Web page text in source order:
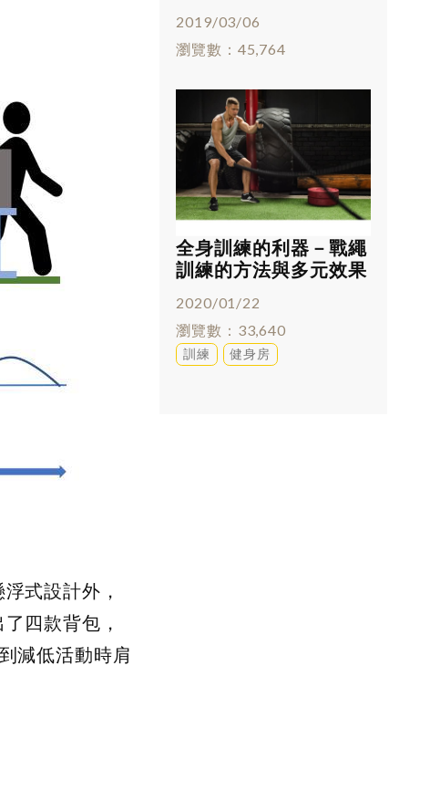
式設計外，
四款背包，
減低活動時肩
2019/03/06
瀏覽數
45,764
全身訓練的利器－戰繩
訓練的方法與多元效果
2020/01/22
瀏覽數
33,640
訓練 健身房